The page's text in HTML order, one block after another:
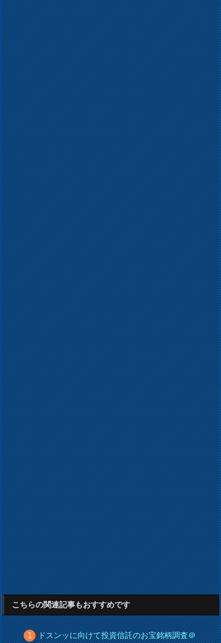
こちらの関連記事もおすすめです
ドスンッに向けて投資信託のお宝銘柄調査＠